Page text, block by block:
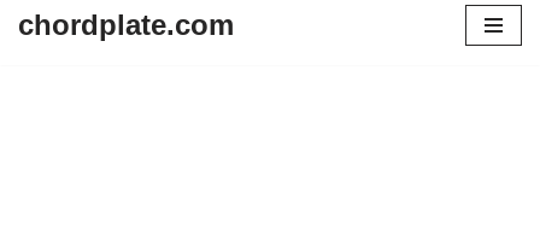
chordplate.com